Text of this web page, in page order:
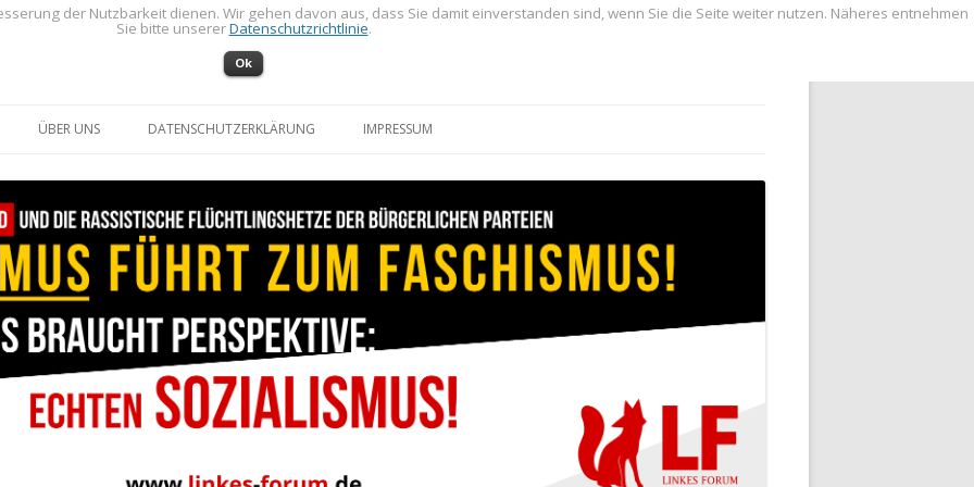
ÜBER UNS DATENSCHUTZERKLÄRUNG IMPRESSUM
der Nutzbarkeit dienen. Wir gehen davon aus, dass Sie damit einverstanden sind, wenn Sie die Seite weiter nutzen. Näheres entnehmen
Sie bitte unsererDatenschutzrichtlinie.
Ok